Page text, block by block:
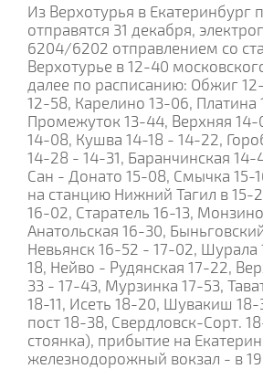
Из Верхотурья в Екатеринбург
отправятся 31 декабря,
6204/6202 отправлением со
Верхотурье в 12-40
далее по расписанию: Обжиг
12-58, Карелино 13-06, Платина
Промежуток 13-44, Верхняя 14-
14-08, Кушва 14-18 - 14-22,
14-28 - 14-31, Баранчинская 14-
Сан - Донато 15-08, Смычка 15-
на станцию Нижний Тагил в 15-
16-02, Старатель 16-13,
Анатольская 16-30,
Невьянск 16-52 - 17-02, Шурала
18, Нейво - Рудянская 17-22,
33 - 17-43, Мурзинка 17-53,
18-11, Исеть 18-20, Шувакиш 18-
пост 18-38, Свердловск-Сорт.
стоянка), прибытие на
железнодорожный вокзал - в